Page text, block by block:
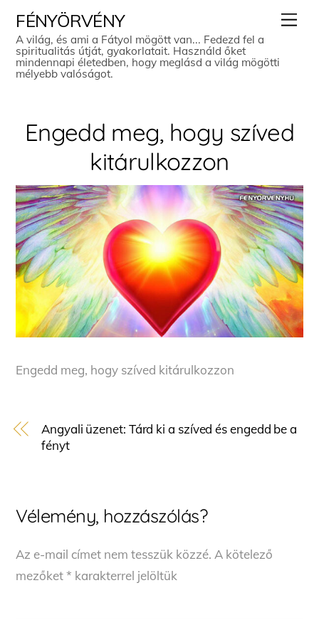
content
FÉNYÖRVÉNY
A világ, és ami a Fátyol mögött van... Fedezd fel a
spiritualitás útját, gyakorlatait. Használd őket
mindennapi életedben, hogy meglásd a világ mögötti
mélyebb valóságot.
Engedd meg, hogy szíved
kitárulkozzon
Engedd meg, hogy szíved kitárulkozzon
Angyali üzenet: Tárd ki a szíved és engedd be a
fényt
Vélemény, hozzászólás?
Az e-mail címet nem tesszük közzé. A kötelező
mezőket* karakterrel jelöltük